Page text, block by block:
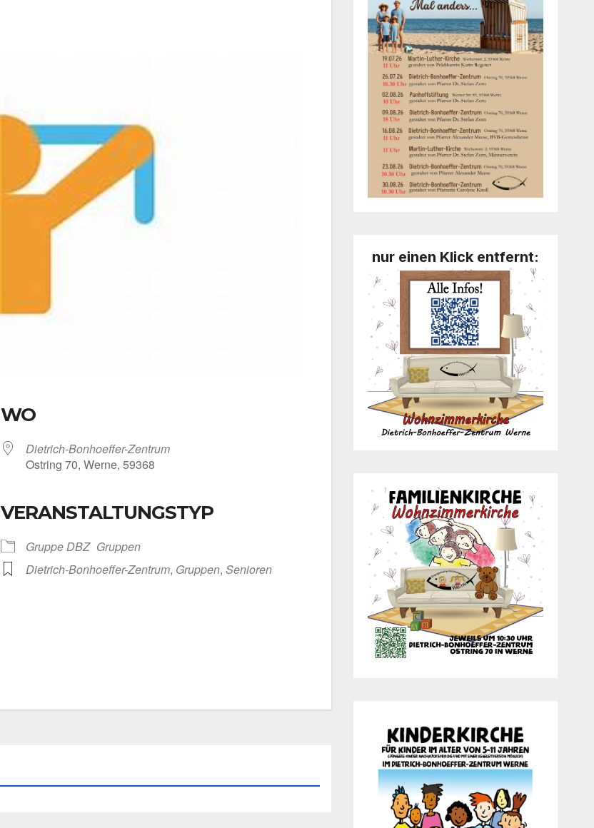
Out­look Live
WO
Dietrich-Bonhoeffer-Zentrum
Ost­ring 70, Wer­ne, 59368
VERANSTALTUNGSTYP
Grup­pe DBZ Grup­pen
Dietrich-Bonhoeffer-Zentrum, Grup­pen, Senio­ren
nur einen Klick entfernt: